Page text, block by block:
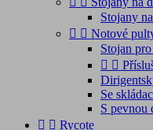
Stojany
  Notové
Stojan
 
Se
S pevnou
  Rycote